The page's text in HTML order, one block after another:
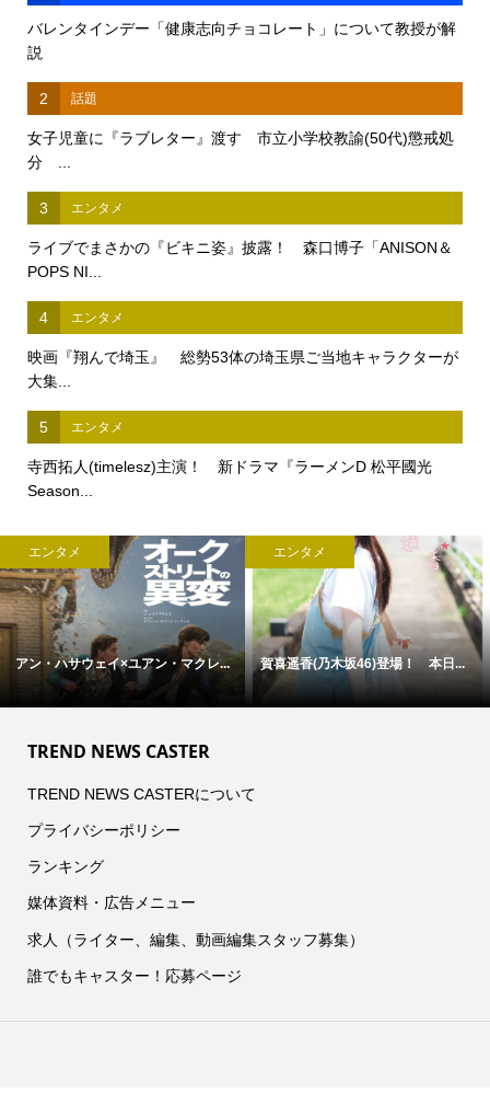
バレンタインデー「健康志向チョコレート」について教授が解
説
2 話題
女子児童に『ラブレター』渡す 市立小学校教諭(50代)懲戒処
分 ...
3 エンタメ
ライブでまさかの『ビキニ姿』披露！ 森口博子「ANISON＆
POPS NI...
4 エンタメ
映画『翔んで埼玉』 総勢53体の埼玉県ご当地キャラクターが
大集...
5 エンタメ
寺西拓人(timelesz)主演！ 新ドラマ『ラーメンD 松平國光
Season...
エンタメ
アン・ハサウェイ×ユアン・マクレ...
エンタメ
賀喜遥香(乃木坂46)登場！ 本日...
TREND NEWS CASTER
TREND NEWS CASTERについて
プライバシーポリシー
ランキング
媒体資料・広告メニュー
求人（ライター、編集、動画編集スタッフ募集）
誰でもキャスター！応募ページ